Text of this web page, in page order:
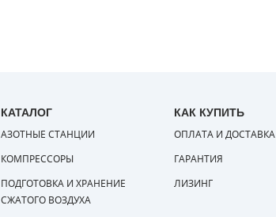
КАТАЛОГ
АЗОТНЫЕ СТАНЦИИ
КОМПРЕССОРЫ
ПОДГОТОВКА И ХРАНЕНИЕ
СЖАТОГО ВОЗДУХА
КАК КУПИТЬ
ОПЛАТА И ДОСТАВКА
ГАРАНТИЯ
ЛИЗИНГ